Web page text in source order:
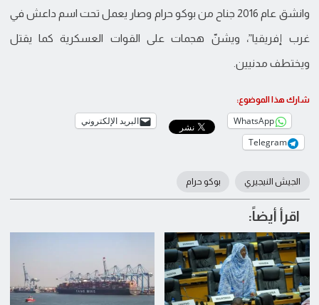
وانشق عام 2016 جناح من بوكو حرام وصار يعمل تحت اسم داعش في
غرب إفريقيا”، ويشنّ هجمات على القوات العسكرية كما يقتل
ويختطف مدنيين.
شارك هذا الموضوع:
WhatsApp
البريد الإلكتروني
Telegram
الجيش النيجيري بوكو حرام
اقرأ أيضاً: